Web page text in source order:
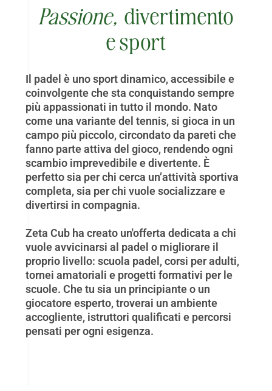
Passione, divertimento
e sport
Il padel è uno sport dinamico, accessibile e
coinvolgente che sta conquistando sempre
più appassionati in tutto il mondo. Nato
come una variante del tennis, si gioca in un
campo più piccolo, circondato da pareti che
fanno parte attiva del gioco, rendendo ogni
scambio imprevedibile e divertente. È
perfetto sia per chi cerca un’attività sportiva
completa, sia per chi vuole socializzare e
divertirsi in compagnia.
Zeta Cub ha creato un'offerta dedicata a chi
vuole avvicinarsi al padel o migliorare il
proprio livello: scuola padel, corsi per adulti,
tornei amatoriali e progetti formativi per le
scuole. Che tu sia un principiante o un
giocatore esperto, troverai un ambiente
accogliente, istruttori qualificati e percorsi
pensati per ogni esigenza.